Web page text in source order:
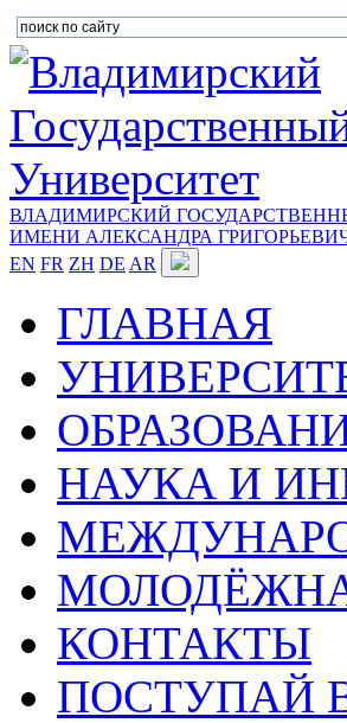
ВЛАДИМИРСКИЙ
ИМЕНИ АЛЕКСАНДРА
EN FR ZH DE AR
ГЛАВНАЯ
НАУКА И
КОНТАКТЫ
ПОСТУПАЙ